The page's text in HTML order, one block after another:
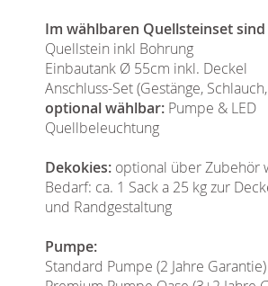
Im wählbaren Quellsteinset
Quellstein inkl Bohrung
Einbautank Ø 55cm inkl. Deckel
Anschluss-Set (Gestänge,
optional wählbar: Pumpe & LED
Quellbeleuchtung
Dekokies: optional über Zubehör
Bedarf: ca. 1 Sack a 25 kg zur
und Randgestaltung
Pumpe:
Standard Pumpe (2 Jahre Garantie)